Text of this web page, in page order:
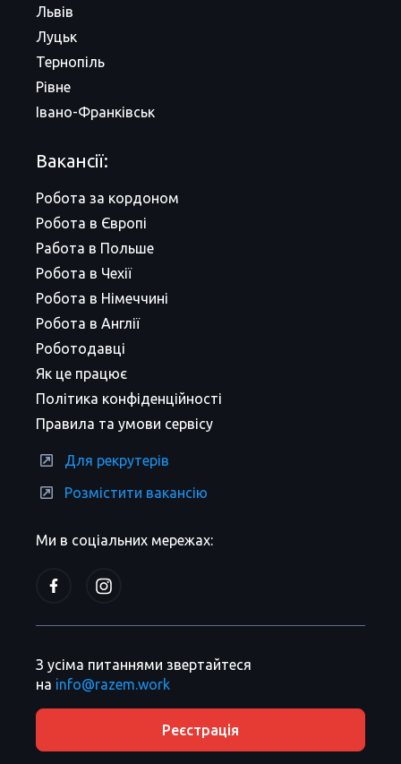
Ми в соціальних мережах:
Львів
Луцьк
Тернопіль
Рівне
Івано-Франківськ
Вакансії:
Робота за кордоном
Робота в Європі
Работа в Польше
Робота в Чехії
Робота в Німеччині
Робота в Англії
Роботодавці
Як це працює
Політика конфіденційності
Правила та умови сервісу
Для рекрутерів
Розмістити вакансію
З усіма питаннями звертайтеся
на info@razem.work
Реєстрація